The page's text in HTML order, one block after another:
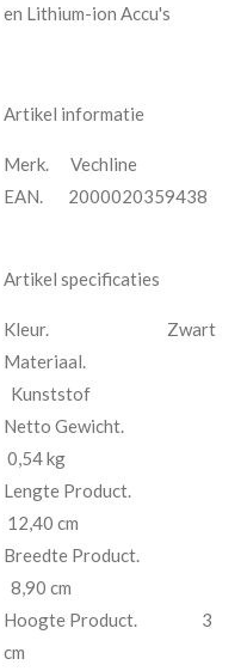
en Lithium-ion Accu's
Artikel informatie
Merk. Vechline
EAN. 2000020359438
Artikel specificaties
Kleur. Zwart
Materiaal.
Kunststof
Netto Gewicht.
0,54 kg
Lengte Product.
12,40 cm
Breedte Product.
8,90 cm
Hoogte Product. 3
cm